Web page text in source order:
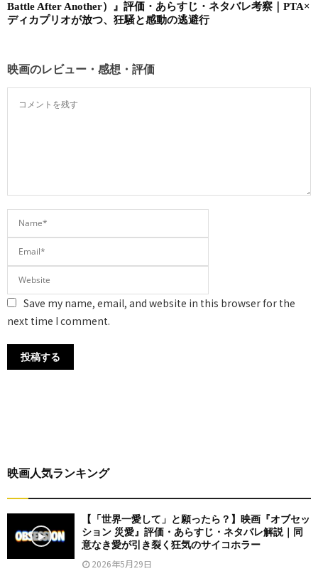
Battle After Another）』評価・あらすじ・ネタバレ考察｜PTA×
ディカプリオが放つ、狂騒と感動の逃避行
映画のレビュー・感想・評価
Save my name, email, and website in this browser for the
next time I comment.
映画人気ランキング
【「世界一愛して」と願ったら？】映画『オブセッ
ション 災愛』評価・あらすじ・ネタバレ解説｜同
意なき愛が引き裂く狂気のサイコホラー
2026年5月29日